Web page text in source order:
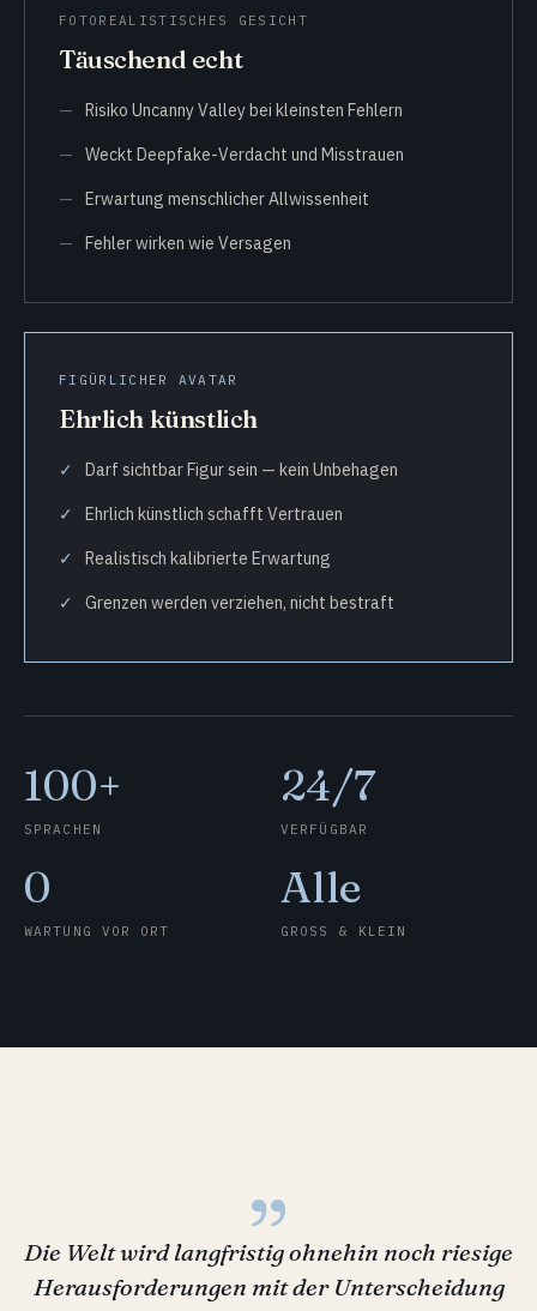
FOTOREALISTISCHES GESICHT
Täuschend echt
Risiko Uncanny Valley bei kleinsten Fehlern
Weckt Deepfake-Verdacht und Misstrauen
Erwartung menschlicher Allwissenheit
Fehler wirken wie Versagen
FIGÜRLICHER AVATAR
Ehrlich künstlich
Darf sichtbar Figur sein — kein Unbehagen
Ehrlich künstlich schafft Vertrauen
Realistisch kalibrierte Erwartung
Grenzen werden verziehen, nicht bestraft
100+
SPRACHEN
24/7
VERFÜGBAR
0
WARTUNG VOR ORT
Alle
GROSS & KLEIN
„
Die Welt wird langfristig ohnehin noch riesige
Herausforderungen mit der Unterscheidung